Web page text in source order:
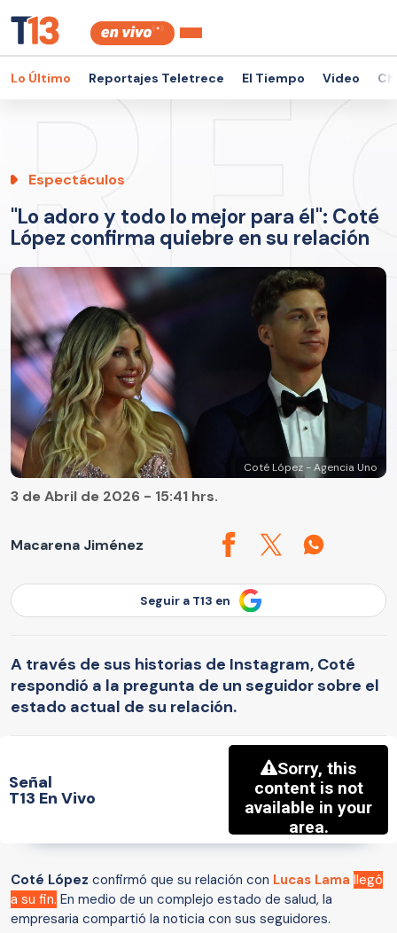
Lo Último Reportajes Teletrece El Tiempo Video
Espectáculos
"Lo adoro y todo lo mejor para él": Coté
López confirma quiebre en su relación
Coté López - Agencia Uno
Macarena Jiménez
3 de Abril de 2026 - 15:41 hrs.
Seguir a T13 en
A través de sus historias de Instagram, Coté
respondió a la pregunta de un seguidor sobre el
estado actual de su relación.
Señal
T13 En Vivo
Coté López confirmó que su relación con Lucas Lama llegó
a su fin. En medio de un complejo estado de salud, la
empresaria compartió la noticia con sus seguidores.